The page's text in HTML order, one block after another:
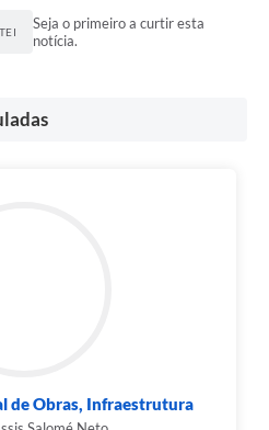
Seja o primeiro a curtir esta
notícia.
de Obras, Infraestrutura